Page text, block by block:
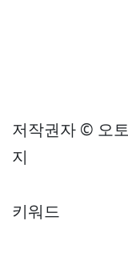
저작권자 © 오
지
키워드